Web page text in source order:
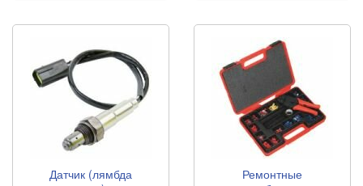
Датчик (лямбда
Ремонтные